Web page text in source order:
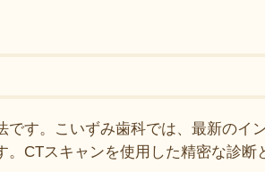
す。こいずみ歯科では、最新のイ
CTスキャンを使用した精密な診断